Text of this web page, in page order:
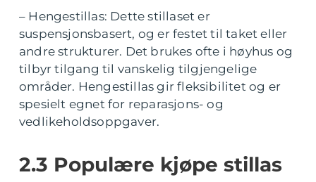
– Hengestillas: Dette stillaset er
suspensjonsbasert, og er festet til taket eller
andre strukturer. Det brukes ofte i høyhus og
tilbyr tilgang til vanskelig tilgjengelige
områder. Hengestillas gir fleksibilitet og er
spesielt egnet for reparasjons- og
vedlikeholdsoppgaver.
2.3 Populære kjøpe stillas